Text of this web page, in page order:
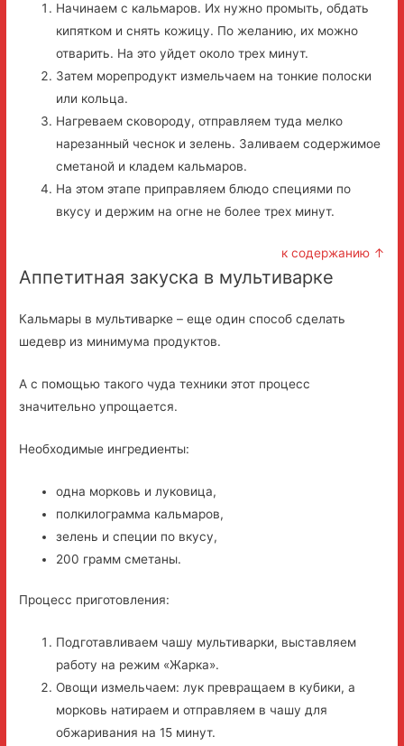
Начинаем с кальмаров. Их нужно промыть, обдать
кипятком и снять кожицу. По желанию, их можно
отварить. На это уйдет около трех минут.
Затем морепродукт измельчаем на тонкие полоски
или кольца.
Нагреваем сковороду, отправляем туда мелко
нарезанный чеснок и зелень. Заливаем содержимое
сметаной и кладем кальмаров.
На этом этапе приправляем блюдо специями по
вкусу и держим на огне не более трех минут.
к содержанию ↑
Аппетитная закуска в мультиварке
Кальмары в мультиварке – еще один способ сделать
шедевр из минимума продуктов.
А с помощью такого чуда техники этот процесс
значительно упрощается.
Необходимые ингредиенты:
одна морковь и луковица,
полкилограмма кальмаров,
зелень и специи по вкусу,
200 грамм сметаны.
Процесс приготовления:
Подготавливаем чашу мультиварки, выставляем
работу на режим «Жарка».
Овощи измельчаем: лук превращаем в кубики, а
морковь натираем и отправляем в чашу для
обжаривания на 15 минут.